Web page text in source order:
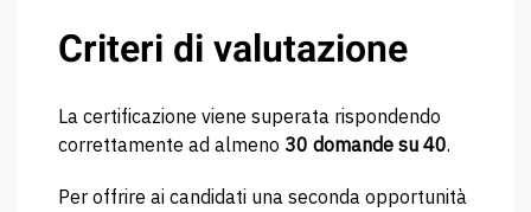
Criteri di valutazione
La certificazione viene superata rispondendo
correttamente ad almeno 30 domande su 40.
Per offrire ai candidati una seconda opportunità